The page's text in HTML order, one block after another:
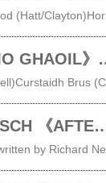
The Blacksmith (England)Missing You (John Waite)The Birth Of Robin Hood (Hatt/Clayton)Horucastle FairBanks Of The NileIs Your Love In Vain (Bob Dylan)Peggy On The SeaYarmouth TownGeorge Collins (Child#85)Crazy Man Michael (Richard Thompson/Dave Swarbrick)Africa Was Calling (Clayton)Begailed (Clayton)The Girlie Press Gang
レビュー＃514
Ceann Loch An Duin (At The Head Of Loch An Duin) (words John Campbell)Curstaidh Brus (Christine Brus (words Neil Morrison)Duanag A Chiobair (The Shepherd’s Song) (words Donald
レビュー＃508 LOREN AUERBACH & BERT JANSCH 《